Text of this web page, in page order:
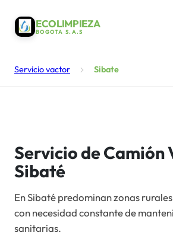
ECOLIMPIEZA
BOGOTA S.A.S
Servicio vactor Sibate
Servicio de Camión
Sibaté
En Sibaté predominan zonas
con necesidad constante de
sanitarias.